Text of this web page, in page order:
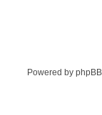
Powered by